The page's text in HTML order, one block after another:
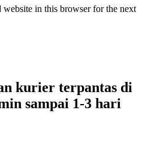
website in this browser for the next
kurier terpantas di
sampai 1-3 hari